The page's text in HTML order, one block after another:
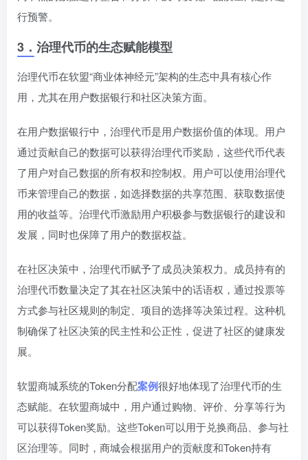
行预警。
3． 治理代币的生态赋能模型
治理代币在软盟“商业体神经元”架构的生态中具有核心作
用，尤其在用户数据银行和社区决策方面。
在用户数据银行中，治理代币是用户数据价值的体现。用户
通过贡献自己的数据可以获得治理代币奖励，这些代币代表
了用户对自己数据的所有权和控制权。用户可以使用治理代
币来管理自己的数据，如选择数据的共享范围、获取数据使
用的收益等。治理代币激励用户积极参与数据银行的建设和
发展，同时也保障了用户的数据权益。
在社区决策中，治理代币赋予了成员决策权力。成员持有的
治理代币数量决定了其在社区决策中的话语权，通过投票等
方式参与社区规则的制定、项目的选择等决策过程。这种机
制确保了社区决策的民主性和公正性，促进了社区的健康发
展。
软盟商城系统的Token分配案例很好地体现了治理代币的生
态赋能。在软盟商城中，用户通过购物、评价、分享等行为
可以获得Token奖励。这些Token可以用于兑换商品、参与社
区治理等。同时，商城会根据用户的贡献度和Token持有